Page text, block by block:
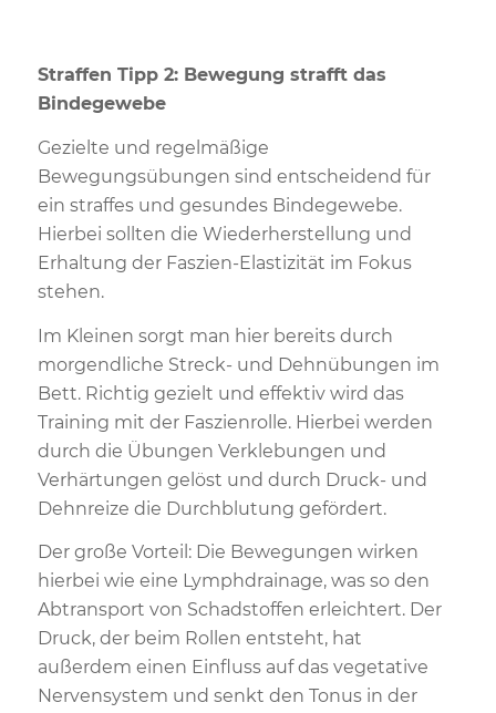
Straffen Tipp 2: Bewegung strafft das
Bindegewebe
Gezielte und regelmäßige
Bewegungsübungen sind entscheidend für
ein straffes und gesundes Bindegewebe.
Hierbei sollten die Wiederherstellung und
Erhaltung der Faszien-Elastizität im Fokus
stehen.
Im Kleinen sorgt man hier bereits durch
morgendliche Streck- und Dehnübungen im
Bett. Richtig gezielt und effektiv wird das
Training mit der Faszienrolle. Hierbei werden
durch die Übungen Verklebungen und
Verhärtungen gelöst und durch Druck- und
Dehnreize die Durchblutung gefördert.
Der große Vorteil: Die Bewegungen wirken
hierbei wie eine Lymphdrainage, was so den
Abtransport von Schadstoffen erleichtert. Der
Druck, der beim Rollen entsteht, hat
außerdem einen Einfluss auf das vegetative
Nervensystem und senkt den Tonus in der